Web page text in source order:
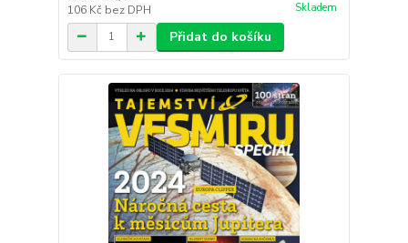
106 Kč bez DPH Skladem
Přidat do košíku